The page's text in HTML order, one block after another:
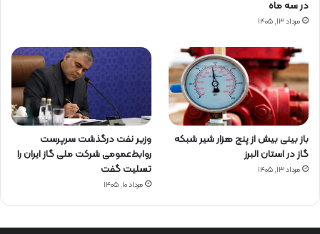
در سه ماه
مرداد ۱۳, ۱۴۰۵
باز بینی بیش از پنج هزار شیر شبکه
گاز در استان البرز
مرداد ۱۳, ۱۴۰۵
وزیر نفت درگذشت سرپرست
روابط‌عمومی شرکت ملی گاز ایران را
تسلیت گفت
مرداد ۱۰, ۱۴۰۵